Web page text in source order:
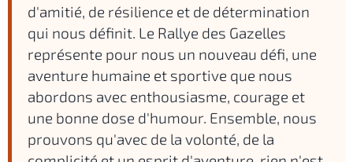
d'amitié, de résilience et de détermination
qui nous définit. Le Rallye des Gazelles
représente pour nous un nouveau défi, une
aventure humaine et sportive que nous
abordons avec enthousiasme, courage et
une bonne dose d'humour. Ensemble, nous
prouvons qu'avec de la volonté, de la